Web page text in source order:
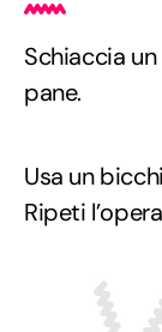
Schiaccia
pane.
Usa un
Ripeti